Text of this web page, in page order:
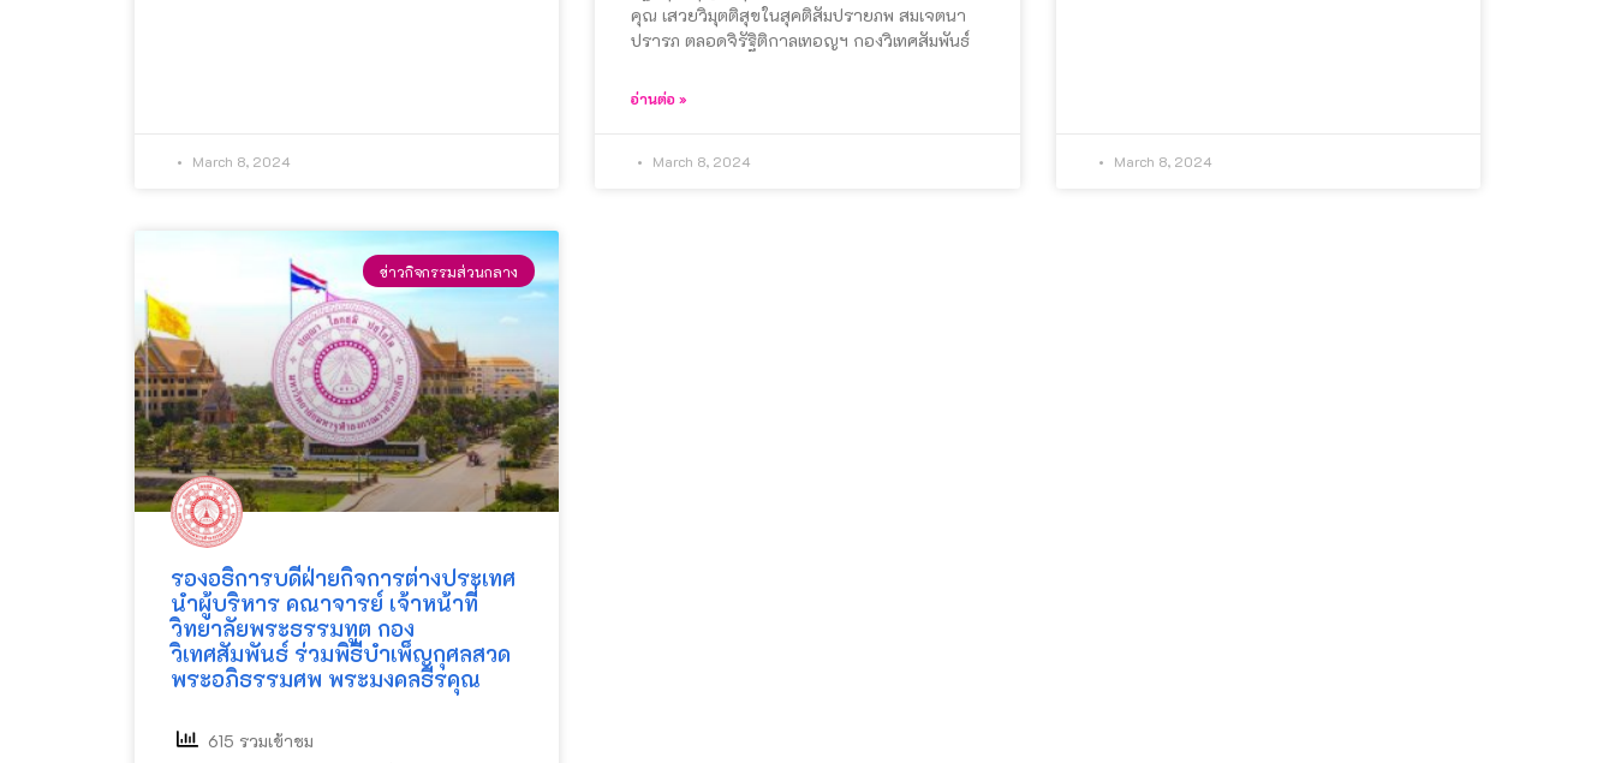
March 8, 2024
คุณ เสวยวิมุตติสุขในสุคติสัมปรายภพ สมเจตนา
ปรารภ ตลอดจิรัฐิติกาลเทอญฯ กองวิเทศสัมพันธ์
อ่านต่อ »
March 8, 2024 March 8, 2024
ข่าวกิจกรรมส่วนกลาง
รองอธิการบดีฝ่ายกิจการต่างประเทศ
นำผู้บริหาร คณาจารย์ เจ้าหน้าที่
วิทยาลัยพระธรรมทูต กอง
วิเทศสัมพันธ์ ร่วมพิธีบำเพ็ญกุศลสวด
พระอภิธรรมศพ พระมงคลธีรคุณ
615 รวมเข้าชม